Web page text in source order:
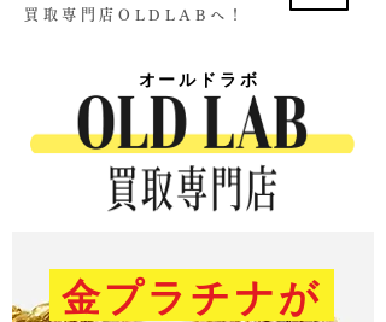
金プラチナが
買取専門店OLDLABへ！
オールドラボ